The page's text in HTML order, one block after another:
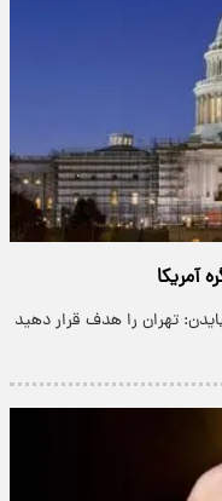
آمریکا
تهران را هدف قرار دهید